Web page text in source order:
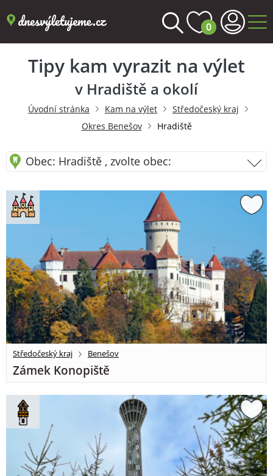
0
Tipy kam vyrazit na výlet
v Hradiště a okolí
Úvodní stránka Kam na výlet
Středočeský kraj
Okres Benešov
Hradiště
Obec: Hradiště , zvolte obec:
Středočeský kraj Benešov
Zámek Konopiště